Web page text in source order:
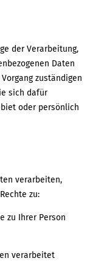
der Verarbeitung,
Daten
zuständigen
sich dafür
oder persönlich
verarbeiten,
zu:
zu Ihrer Person
verarbeitet